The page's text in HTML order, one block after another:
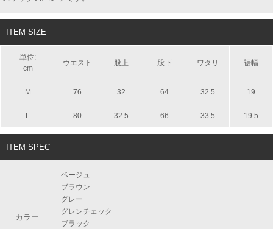
ITEM SIZE
単位:
cm
ウエスト 股上 股下 ワタリ 裾幅
M 76 32 64 32.5 19
L 80 32.5 66 33.5 19.5
ITEM SPEC
カラー
ベージュ
ブラウン
グレー
グレンチェック
ブラック